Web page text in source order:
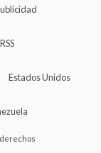
RSS
Estados Unidos
derechos